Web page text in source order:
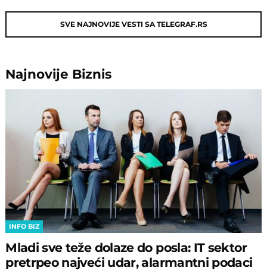
SVE NAJNOVIJE VESTI SA TELEGRAF.RS
Najnovije Biznis
INFO BIZ
Mladi sve teže dolaze do posla: IT sektor
pretrpeo najveći udar, alarmantni podaci